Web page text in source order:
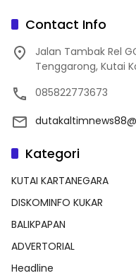
Contact Info
Jalan Tambak Rel
Tenggarong, Kutai
085822773673
Kategori
KUTAI KARTANEGARA
DISKOMINFO KUKAR
BALIKPAPAN
ADVERTORIAL
Headline